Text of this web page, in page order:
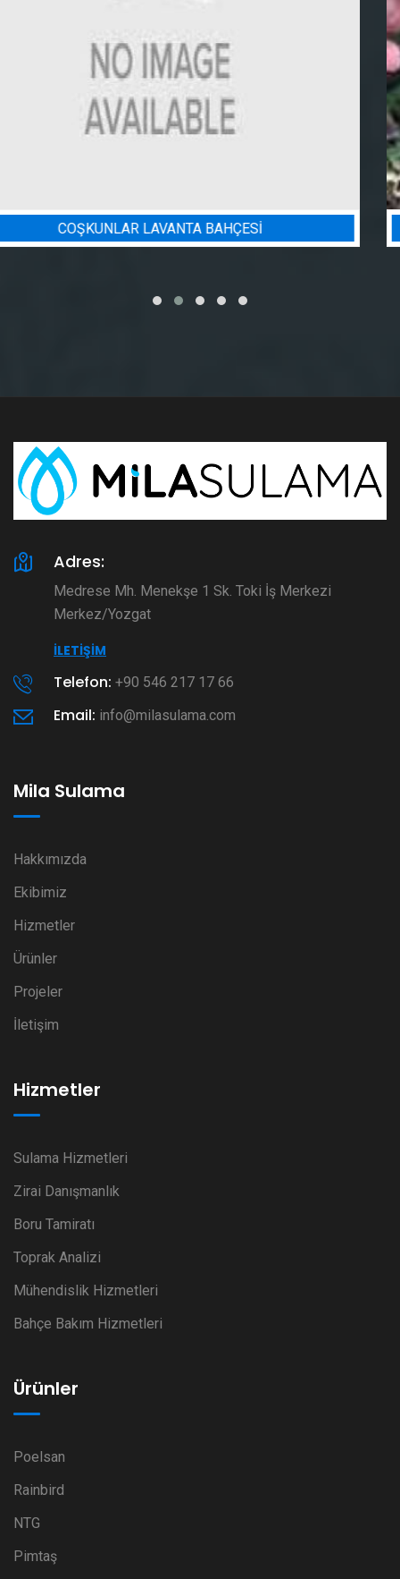
BADEM BAHÇESI SULAMA
Adres:
Medrese Mh. Menekşe 1 Sk. Toki İş Merkezi
Merkez/Yozgat
İLETIŞIM
Telefon: +90 546 217 17 66
Email: info@milasulama.com
Mila Sulama
Hakkımızda
Ekibimiz
Hizmetler
Ürünler
Projeler
İletişim
Hizmetler
Sulama Hizmetleri
Zirai Danışmanlık
Boru Tamiratı
Toprak Analizi
Mühendislik Hizmetleri
Bahçe Bakım Hizmetleri
Ürünler
Poelsan
Rainbird
NTG
Pimtaş